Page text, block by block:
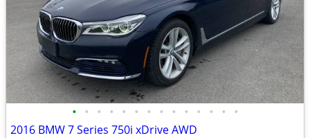
• • • • • • • • • • • • • •
2016 BMW 7 Series 750i xDrive AWD